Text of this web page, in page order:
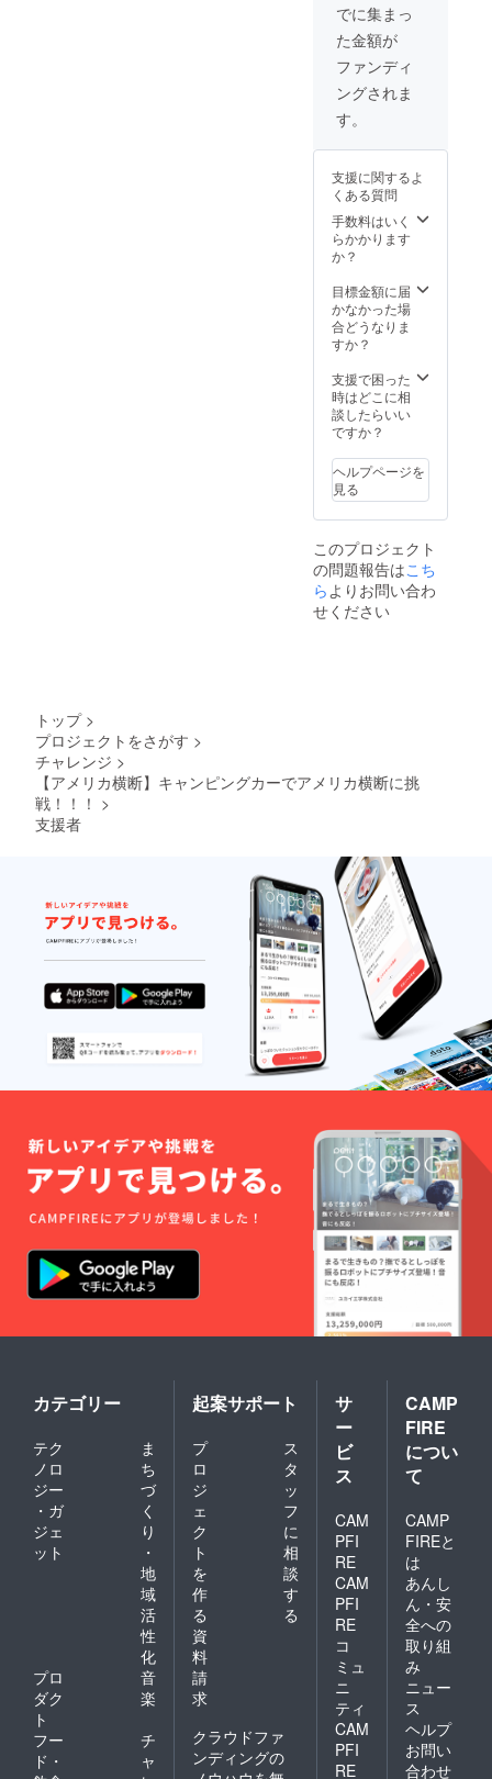
でに集まっ
た金額が
ファンディ
ングされま
す。
支援に関するよ
くある質問
手数料はいく
らかかります
か？
目標金額に届
かなかった場
合どうなりま
すか？
支援で困った
時はどこに相
談したらいい
ですか？
ヘルプページを
見る
このプロジェクト
の問題報告はこち
ら よりお問い合わ
せください
トップ >
プロジェクトをさがす >
チャレンジ >
【アメリカ横断】キャンピングカーでアメリカ横断に挑
戦！！！ >
支援者
カテゴリー
テク
ノロ
ジー
・ガ
ジェ
ット
ま
ち
づ
く
り
・
地
域
活
性
化
プロ
ダク
ト
音
楽
フー
ド・
チ
ャ
起案サポート
プ
ロ
ジ
ェ
ク
ト
を
作
る
ス
タ
ッ
フ
に
相
談
す
る
資
料
請
求
クラウドファ
ンディングの
サ
ー
ビ
ス
CAM
PFI
RE
CAM
PFI
RE
コ
ミュ
ニ
ティ
CAM
PFI
RE
CAMP
FIRE
につい
て
CAMP
FIREと
は
あんし
ん・安
全への
取り組
み
ニュー
ス
ヘルプ
お問い
合わせ